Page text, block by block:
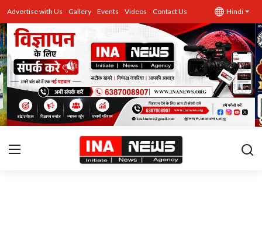
Advertise with Us Gallery Events Videos Contact Us Hindi
उत्तर प्रदेश
Advertise with Us
Events
राज्य